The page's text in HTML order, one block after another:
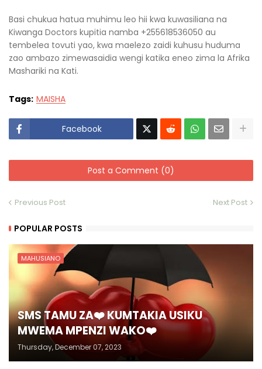
Basi chukua hatua muhimu leo hii kwa kuwasiliana na
Kiwanga Doctors kupitia namba +255618536050 au
tembelea tovuti yao, kwa maelezo zaidi kuhusu huduma
zao ambazo zimewasaidia wengi katika eneo zima la Afrika
Mashariki na Kati.
Tags: MAISHA
Facebook
Post a Comment (0)
Previous Post Next Post
POPULAR POSTS
MAHUSIANO
SMS TAMU ZA❤️ KUMTAKIA USIKU
MWEMA MPENZI WAKO❤️
Thursday, December 07, 2023